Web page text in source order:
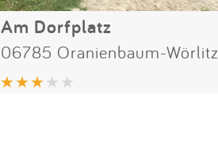
Am Dorfplatz
06785 Oranienbaum-Wörlitz